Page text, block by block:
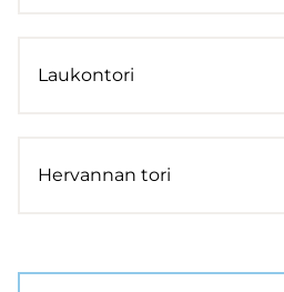
Lau­kon­to­ri
Her­van­nan tori